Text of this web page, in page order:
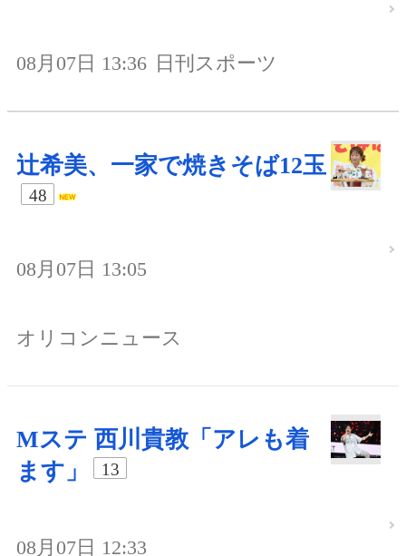
08月07日 13:36 日刊スポーツ
辻希美、一家で焼きそば12玉
48
08月07日 13:05
オリコンニュース
Mステ 西川貴教「アレも着
ます」
13
08月07日 12:33